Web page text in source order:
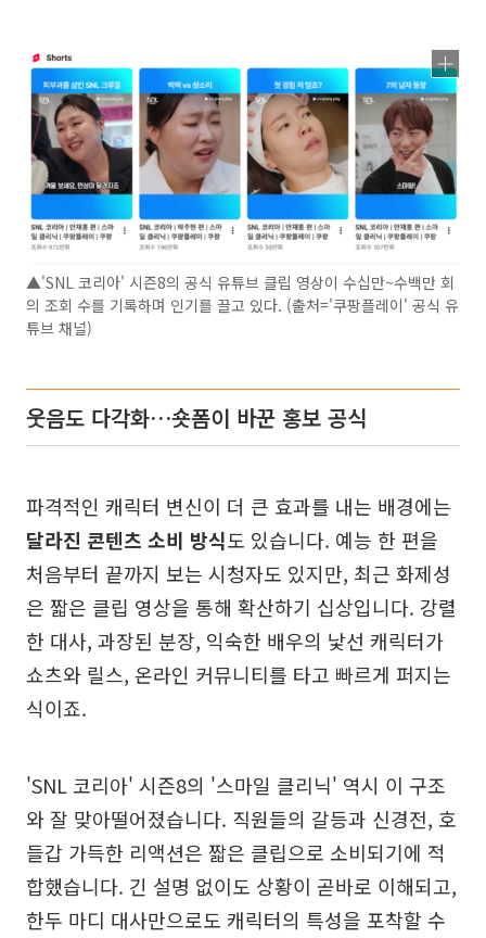
▲'SNL 코리아' 시즌8의 공식 유튜브 클립 영상이 수십만~수백만 회
의 조회 수를 기록하며 인기를 끌고 있다. (출처='쿠팡플레이' 공식 유
튜브 채널)
웃음도 다각화…숏폼이 바꾼 홍보 공식
파격적인 캐릭터 변신이 더 큰 효과를 내는 배경에는
달라진 콘텐츠 소비 방식도 있습니다. 예능 한 편을
처음부터 끝까지 보는 시청자도 있지만, 최근 화제성
은 짧은 클립 영상을 통해 확산하기 십상입니다. 강렬
한 대사, 과장된 분장, 익숙한 배우의 낯선 캐릭터가
쇼츠와 릴스, 온라인 커뮤니티를 타고 빠르게 퍼지는
식이죠.
'SNL 코리아' 시즌8의 '스마일 클리닉' 역시 이 구조
와 잘 맞아떨어졌습니다. 직원들의 갈등과 신경전, 호
들갑 가득한 리액션은 짧은 클립으로 소비되기에 적
합했습니다. 긴 설명 없이도 상황이 곧바로 이해되고,
한두 마디 대사만으로도 캐릭터의 특성을 포착할 수